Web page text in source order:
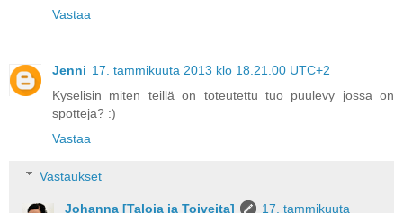
Vastaa
Jenni 17. tammikuuta 2013 klo 18.21.00 UTC+2
Kyselisin miten teillä on toteutettu tuo puulevy jossa on
spotteja? :)
Vastaa
Vastaukset
Johanna [Taloja ja Toiveita]
17. tammikuuta